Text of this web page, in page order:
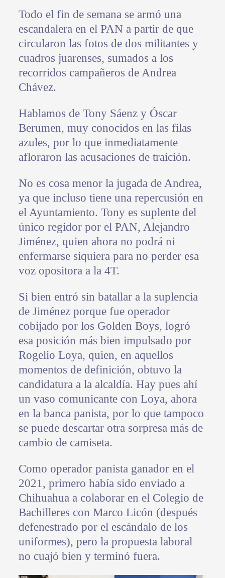
Todo el fin de semana se armó una
escandalera en el PAN a partir de que
circularon las fotos de dos militantes y
cuadros juarenses, sumados a los
recorridos campañeros de Andrea
Chávez.
Hablamos de Tony Sáenz y Óscar
Berumen, muy conocidos en las filas
azules, por lo que inmediatamente
afloraron las acusaciones de traición.
No es cosa menor la jugada de Andrea,
ya que incluso tiene una repercusión en
el Ayuntamiento. Tony es suplente del
único regidor por el PAN, Alejandro
Jiménez, quien ahora no podrá ni
enfermarse siquiera para no perder esa
voz opositora a la 4T.
Si bien entró sin batallar a la suplencia
de Jiménez porque fue operador
cobijado por los Golden Boys, logró
esa posición más bien impulsado por
Rogelio Loya, quien, en aquellos
momentos de definición, obtuvo la
candidatura a la alcaldía. Hay pues ahí
un vaso comunicante con Loya, ahora
en la banca panista, por lo que tampoco
se puede descartar otra sorpresa más de
cambio de camiseta.
Como operador panista ganador en el
2021, primero había sido enviado a
Chihuahua a colaborar en el Colegio de
Bachilleres con Marco Licón (después
defenestrado por el escándalo de los
uniformes), pero la propuesta laboral
no cuajó bien y terminó fuera.